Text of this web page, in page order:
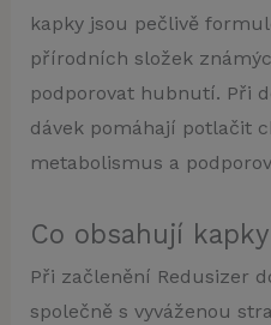
kapky jsou pečlivě
přírodních složek
podporovat hubnutí. Při
dávek pomáhají potlačit
metabolismus a
Co obsahují
Při začlenění Redusizer
společně s vyváženou